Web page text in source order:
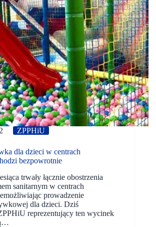
ZPPHiU
dla dzieci w centrach
bezpowrotnie
trwały łącznie obostrzenia
sanitarnym w centrach
prowadzenie
dla dzieci. Dziś
reprezentujący ten wycinek